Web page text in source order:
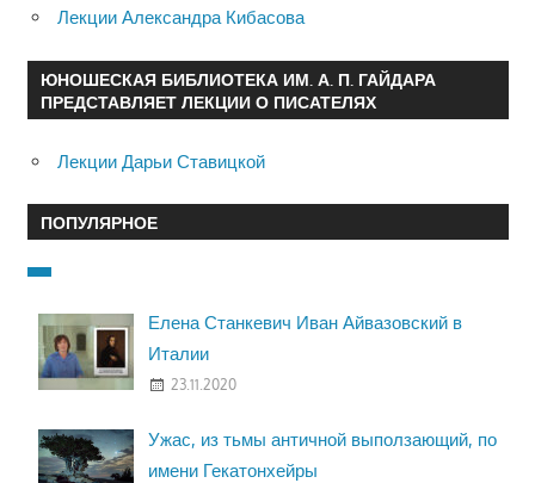
Лекции Александра Кибасова
ЮНОШЕСКАЯ БИБЛИОТЕКА ИМ. А. П. ГАЙДАРА
ПРЕДСТАВЛЯЕТ ЛЕКЦИИ О ПИСАТЕЛЯХ
Лекции Дарьи Ставицкой
ПОПУЛЯРНОЕ
Елена Станкевич Иван Айвазовский в
Италии
23.11.2020
Ужас, из тьмы античной выползающий, по
имени Гекатонхейры